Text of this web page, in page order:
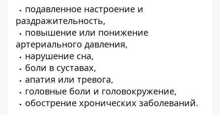
подавленное настроение и
раздражительность,
повышение или понижение
артериального давления,
нарушение сна,
боли в суставах,
апатия или тревога,
головные боли и головокружение,
обострение хронических заболеваний.